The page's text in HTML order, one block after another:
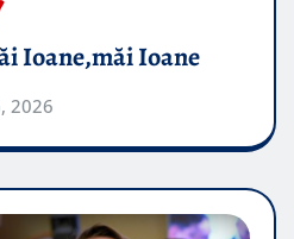
Ioane,măi Ioane
2026